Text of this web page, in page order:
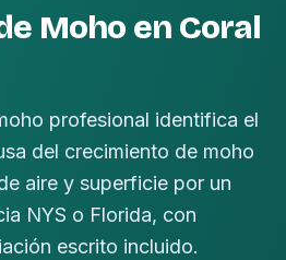
Moho en Coral
profesional identifica el
del crecimiento de moho
aire y superficie por un
NYS o Florida, con
escrito incluido.